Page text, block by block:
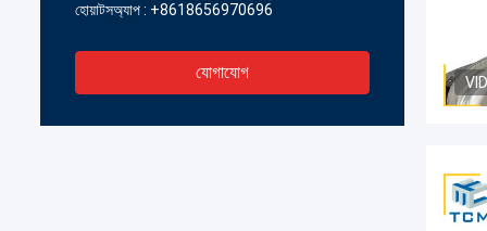
হোয়াটসঅ্যাপ : +8618656970696
যোগাযোগ